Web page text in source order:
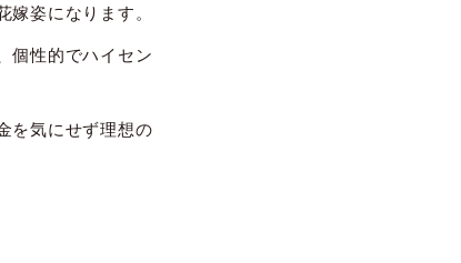
姿になります。
個性的でハイセン
を気にせず理想の